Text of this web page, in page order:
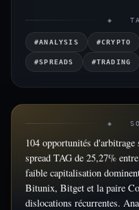
◈
#ANALYSIS #CRYPTO
#SPREADS #TRADING
◈
104 opportunités d'arbitrage
spread TAG de 25,27%
faible capitalisation
Bitunix, Bitget et la paire
dislocations récurrentes.